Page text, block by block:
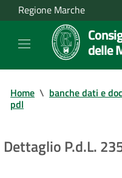
Regione Marche
delle
Home \ banche dati e
pdl
Dettaglio P.d.L.